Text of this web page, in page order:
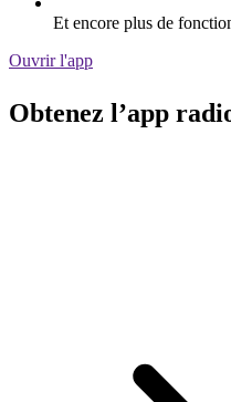
Et encore plus de
Ouvrir l'app
Obtenez l’app